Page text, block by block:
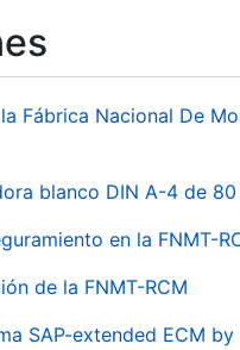
Fábrica Nacional De
blanco DIN A-4 de 80
en la FNMT-
de la FNMT-RCM
SAP-extended ECM by